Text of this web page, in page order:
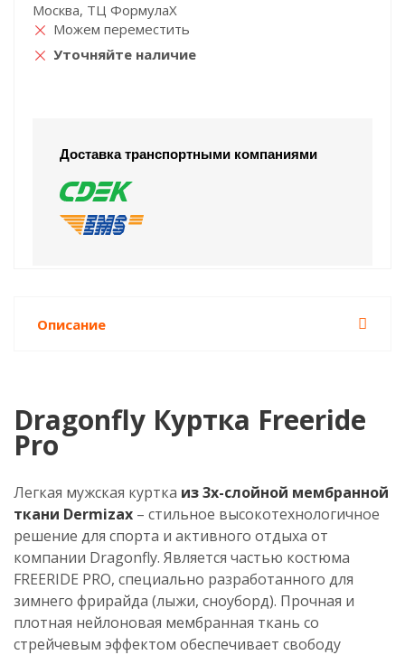
Москва, ТЦ ФормулаХ
Можем переместить
Уточняйте наличие
Доставка транспортными компаниями
Описание
Dragonfly Куртка Freeride
Pro
Легкая мужская куртка из 3х-слойной мембранной
ткани Dermizax – стильное высокотехнологичное
решение для спорта и активного отдыха от
компании Dragonfly. Является частью костюма
FREERIDE PRO, специально разработанного для
зимнего фрирайда (лыжи, сноуборд). Прочная и
плотная нейлоновая мембранная ткань со
стрейчевым эффектом обеспечивает свободу